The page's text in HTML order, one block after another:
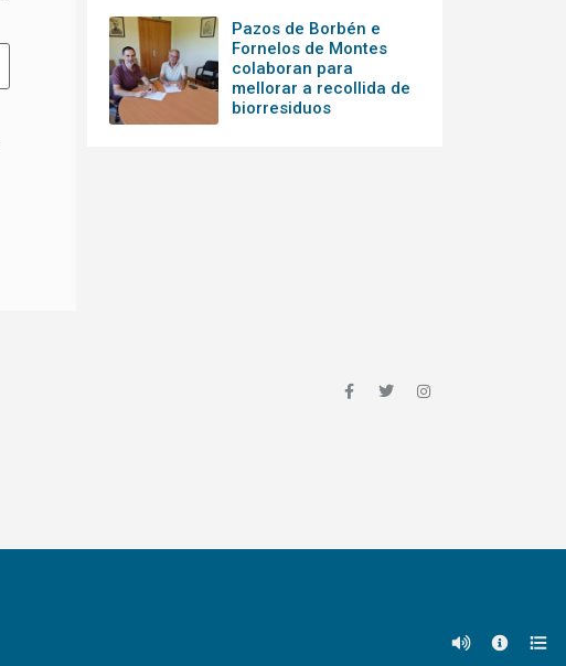
Pazos de Borbén e
Fornelos de Montes
colaboran para
mellorar a recollida de
biorresiduos